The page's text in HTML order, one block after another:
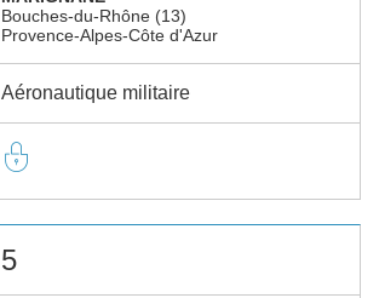
Bouches-du-Rhône (13)
Provence-Alpes-Côte d'Azur
Aéronautique militaire
5